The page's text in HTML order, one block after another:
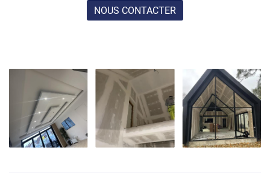
NOUS CONTACTER